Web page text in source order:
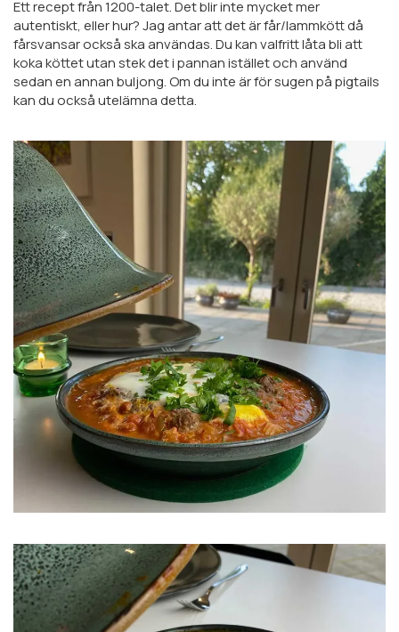
Ett recept från 1200-talet. Det blir inte mycket mer
autentiskt, eller hur? Jag antar att det är får/lammkött då
fårsvansar också ska användas. Du kan valfritt låta bli att
koka köttet utan stek det i pannan istället och använd
sedan en annan buljong. Om du inte är för sugen på pigtails
kan du också utelämna detta.